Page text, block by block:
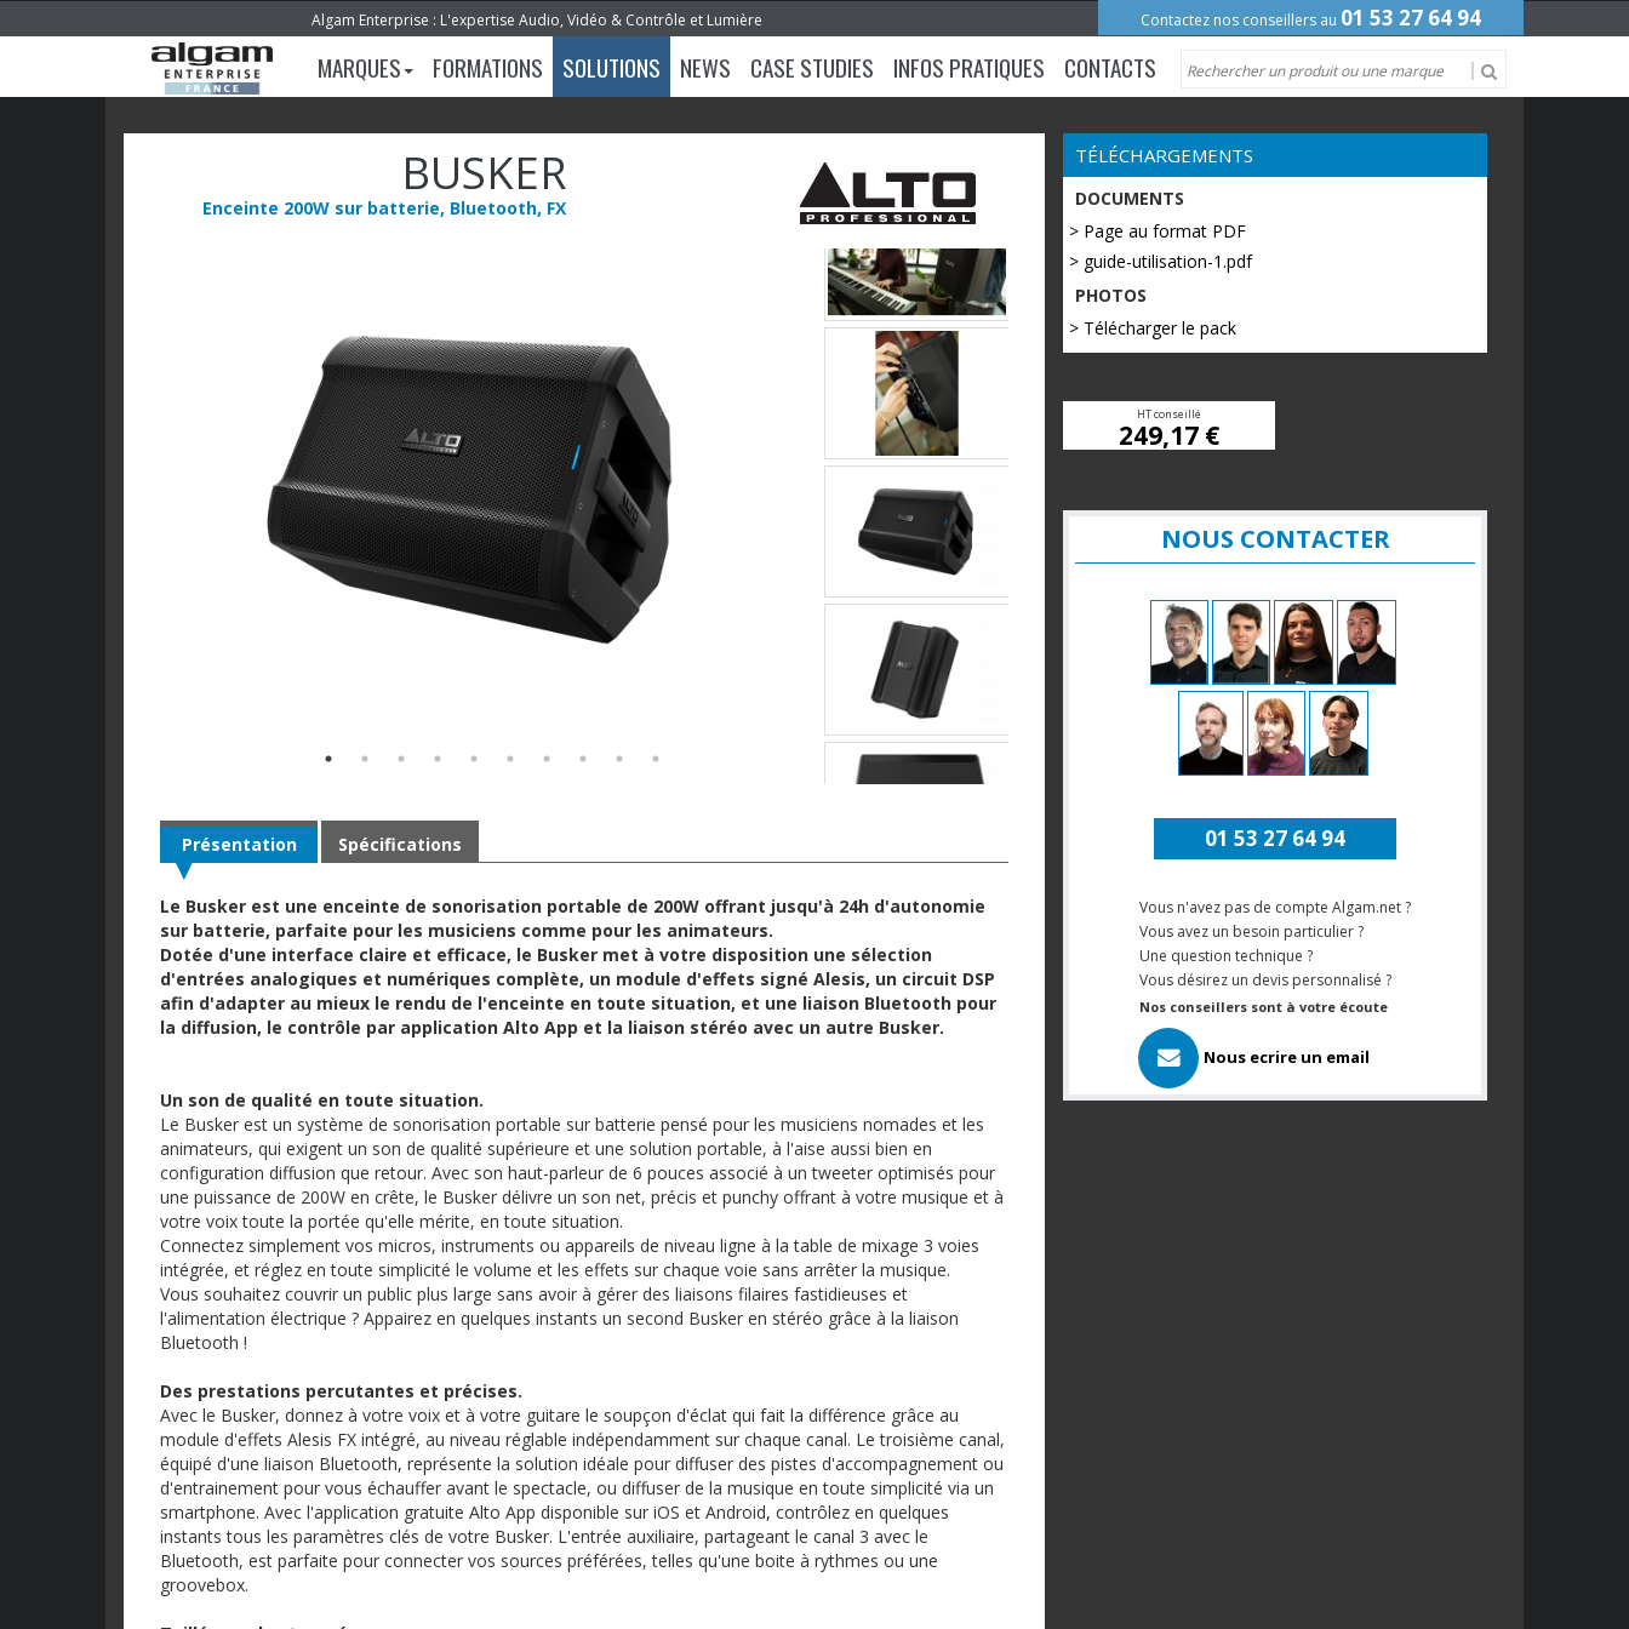
Algam Enterprise : L'expertise Audio, Vidéo & Contrôle et Lumière Contactez nos conseillers au 01 53 27 64 94
MARQUES FORMATIONS SOLUTIONS NEWS CASE STUDIES INFOS PRATIQUES CONTACTS
BUSKER
Enceinte 200W sur batterie, Bluetooth, FX
Présentation
Le Busker est une enceinte de sonorisation portable de 200W offrant jusqu'à 24h d'autonomie
sur batterie, parfaite pour les musiciens comme pour les animateurs.
Dotée d'une interface claire et efficace, le Busker met à votre disposition une sélection
d'entrées analogiques et numériques complète, un module d'effets signé Alesis, un circuit DSP
afin d'adapter au mieux le rendu de l'enceinte en toute situation, et une liaison Bluetooth pour
la diffusion, le contrôle par application Alto App et la liaison stéréo avec un autre Busker.
Un son de qualité en toute situation.
Le Busker est un système de sonorisation portable sur batterie pensé pour les musiciens nomades et les
animateurs, qui exigent un son de qualité supérieure et une solution portable, à l'aise aussi bien en
configuration diffusion que retour. Avec son haut-parleur de 6 pouces associé à un tweeter optimisés pour
une puissance de 200W en crête, le Busker délivre un son net, précis et punchy offrant à votre musique et à
votre voix toute la portée qu'elle mérite, en toute situation.
Connectez simplement vos micros, instruments ou appareils de niveau ligne à la table de mixage 3 voies
intégrée, et réglez en toute simplicité le volume et les effets sur chaque voie sans arrêter la musique.
Vous souhaitez couvrir un public plus large sans avoir à gérer des liaisons filaires fastidieuses et
l'alimentation électrique ? Appairez en quelques instants un second Busker en stéréo grâce à la liaison
Bluetooth !
Des prestations percutantes et précises.
Avec le Busker, donnez à votre voix et à votre guitare le soupçon d'éclat qui fait la différence grâce au
module d'effets Alesis FX intégré, au niveau réglable indépendamment sur chaque canal. Le troisième canal,
équipé d'une liaison Bluetooth, représente la solution idéale pour diffuser des pistes d'accompagnement ou
d'entrainement pour vous échauffer avant le spectacle, ou diffuser de la musique en toute simplicité via un
smartphone. Avec l'application gratuite Alto App disponible sur iOS et Android, contrôlez en quelques
instants tous les paramètres clés de votre Busker. L'entrée auxiliaire, partageant le canal 3 avec le
Bluetooth, est parfaite pour connecter vos sources préférées, telles qu'une boite à rythmes ou une
groovebox.
Spécifications
TÉLÉCHARGEMENTS
DOCUMENTS
> Page au format PDF
> guide-utilisation-1.pdf
PHOTOS
> Télécharger le pack
HT conseillé
249,17 €
NOUS CONTACTER
01 53 27 64 94
Vous n'avez pas de compte Algam.net ?
Vous avez un besoin particulier ?
Une question technique ?
Vous désirez un devis personnalisé ?
Nos conseillers sont à votre écoute
Nous ecrire un email